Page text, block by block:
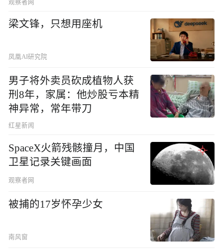
观察者网
梁文锋，只想用座机
凤凰AI研究院
男子将外卖员砍成植物人获
刑8年，家属：他炒股亏本精
神异常，常年带刀
红星新闻
SpaceX火箭残骸撞月，中国
卫星记录关键画面
观察者网
被捕的17岁怀孕少女
南风窗